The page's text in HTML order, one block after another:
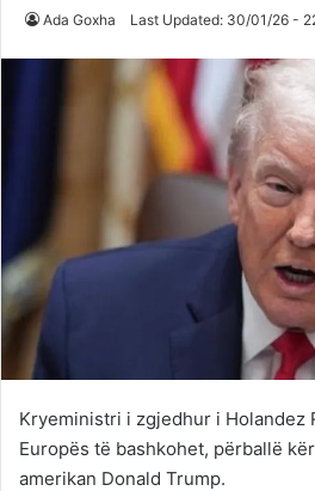
Ada Goxha Last Updated: 30/01/26 -
Kryeministri i zgjedhur i Holandez
Europës të bashkohet, përballë
amerikan Donald Trump.